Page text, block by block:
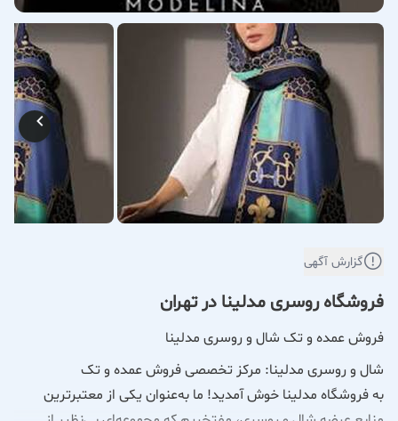
گزارش آگهی
فروشگاه روسری مدلینا در تهران
فروش عمده و تک شال و روسری مدلینا
شال و روسری مدلینا: مرکز تخصصی فروش عمده و تک
به فروشگاه مدلینا خوش آمدید! ما به‌عنوان یکی از معتبرترین